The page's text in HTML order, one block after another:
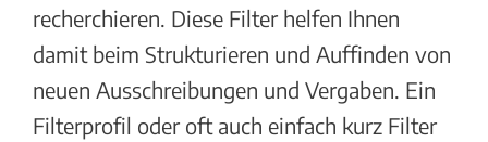
recherchieren. Diese Filter helfen Ihnen
damit beim Strukturieren und Auffinden von
neuen Ausschreibungen und Vergaben. Ein
Filterprofil oder oft auch einfach kurz Filter